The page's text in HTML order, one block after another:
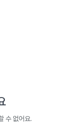
수 없어요.